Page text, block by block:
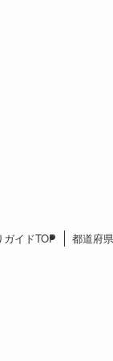
ガイドTOP 都道府